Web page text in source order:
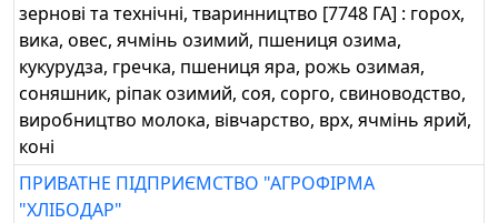
зернові та технічні, тваринництво [7748 ГА] : горох,
вика, овес, ячмінь озимий, пшениця озима,
кукурудза, гречка, пшениця яра, рожь озимая,
соняшник, ріпак озимий, соя, сорго, свиноводство,
виробництво молока, вівчарство, врх, ячмінь ярий,
коні
ПРИВАТНЕ ПІДПРИЄМСТВО "АГРОФІРМА
"ХЛІБОДАР"